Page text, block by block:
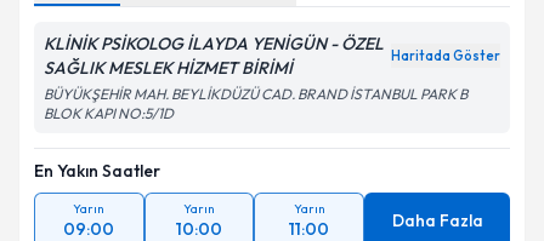
KLİNİK PSİKOLOG İLAYDA YENİGÜN - ÖZEL
SAĞLIK MESLEK HİZMET BİRİMİ
Haritada Göster
BÜYÜKŞEHİR MAH. BEYLİKDÜZÜ CAD. BRAND İSTANBUL PARK B
BLOK KAPI NO:5/1D
En Yakın Saatler
Yarın
09:00
Yarın
10:00
Yarın
11:00 Daha Fazla